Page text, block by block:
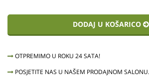
DODAJ U KOŠARICO
OTPREMIMO U ROKU 24 SATA!
POSJETITE NAS U NAŠEM PRODAJNOM SALONU.